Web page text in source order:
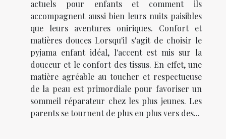
actuels pour enfants et comment ils
accompagnent aussi bien leurs nuits paisibles
que leurs aventures oniriques. Confort et
matières douces Lorsqu'il s'agit de choisir le
pyjama enfant idéal, l'accent est mis sur la
douceur et le confort des tissus. En effet, une
matière agréable au toucher et respectueuse
de la peau est primordiale pour favoriser un
sommeil réparateur chez les plus jeunes. Les
parents se tournent de plus en plus vers des...